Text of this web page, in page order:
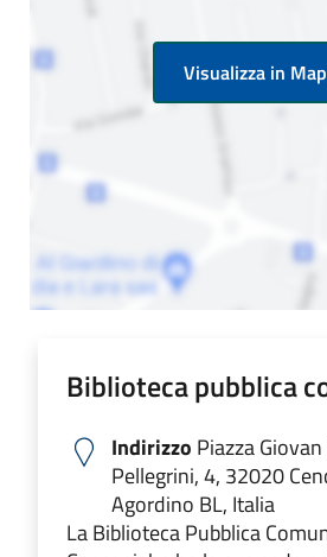
Visualizza in
Biblioteca pubblica
Indirizzo Piazza
Pellegrini, 4, 32020
Agordino BL, Italia
La Biblioteca Pubblica